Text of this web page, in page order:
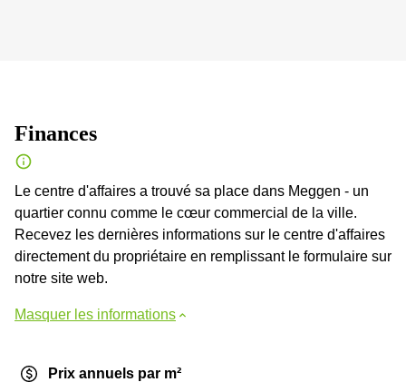
Finances
Le centre d'affaires a trouvé sa place dans Meggen - un
quartier connu comme le cœur commercial de la ville.
Recevez les dernières informations sur le centre d'affaires
directement du propriétaire en remplissant le formulaire sur
notre site web.
Masquer les informations
Prix annuels par m²